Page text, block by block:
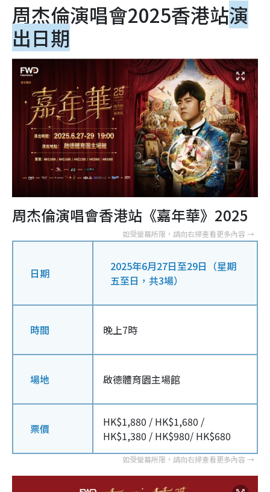
周杰倫演唱會2025香港站演
出日期
周杰倫演唱會香港站《嘉年華》2025
日期
2025年6月27日至29日（星期
五至日，共3場）
時間 晚上7時
場地 啟德體育園主場館
票價
HK$1,880 / HK$1,680 /
HK$1,380 / HK$980/ HK$680